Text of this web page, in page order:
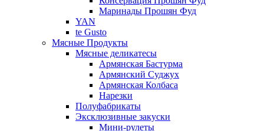
Маринады Прошян Фуд
YAN
te Gusto
Мясные Продукты
Мясные деликатесы
Армянская Бастурма
Армянский Суджух
Армянская Колбаса
Нарезки
Полуфабрикаты
Эксклюзивные закуски
Мини-рулеты